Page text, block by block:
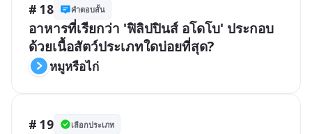
# 18 คำตอบสั้น
อาหารที่เรียกว่า 'ฟิลิปปินส์ อโดโบ' ประกอบ
ด้วยเนื้อสัตว์ประเภทใดบ่อยที่สุด?
หมูหรือไก่
# 19 เลือกประเภท